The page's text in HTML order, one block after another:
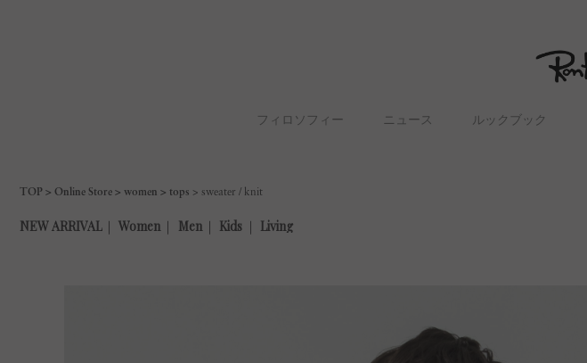
フィロソフィー ニュース ルックブック
TOP Online Store women tops sweater / knit